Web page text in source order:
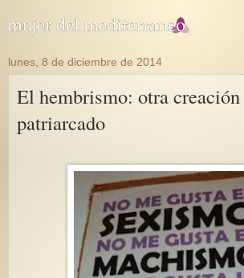
lunes, 8 de diciembre de 2014
El hembrismo: otra
patriarcado